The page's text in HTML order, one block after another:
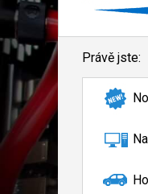
Právě jste: